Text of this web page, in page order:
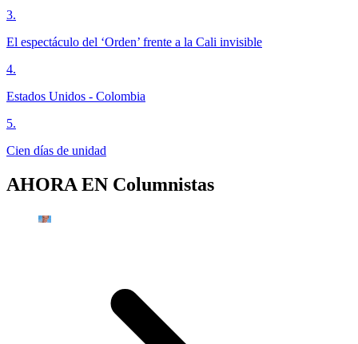
3.
El espectáculo del ‘Orden’ frente a la Cali invisible
4.
Estados Unidos - Colombia
5.
Cien días de unidad
AHORA EN Columnistas